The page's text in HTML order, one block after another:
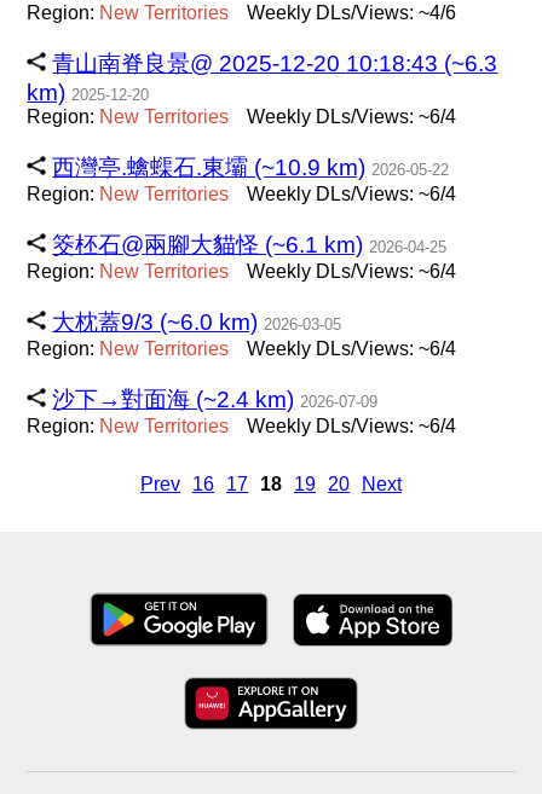
Region: New Territories Weekly DLs/Views: ~4/6
青山南脊良景@ 2025-12-20 10:18:43 (~6.3
km) 2025-12-20
Region: New Territories Weekly DLs/Views: ~6/4
西灣亭.蠄蟝石.東壩 (~10.9 km) 2026-05-22
Region: New Territories Weekly DLs/Views: ~6/4
筊柸石@兩腳大貓怪 (~6.1 km) 2026-04-25
Region: New Territories Weekly DLs/Views: ~6/4
大枕蓋9/3 (~6.0 km) 2026-03-05
Region: New Territories Weekly DLs/Views: ~6/4
沙下→對面海 (~2.4 km) 2026-07-09
Region: New Territories Weekly DLs/Views: ~6/4
Prev 16 17 18 19 20 Next